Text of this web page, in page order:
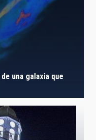
una galaxia que